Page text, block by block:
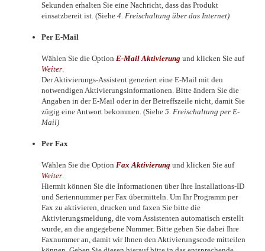
Sekunden erhalten Sie eine Nachricht, dass das Produkt
einsatzbereit ist. (Siehe 4. Freischaltung über das Internet)
Per E-Mail
Wählen Sie die Option E-Mail Aktivierung und klicken Sie auf
Weiter.
Der Aktivierungs-Assistent generiert eine E-Mail mit den
notwendigen Aktivierungsinformationen. Bitte ändern Sie die
Angaben in der E-Mail oder in der Betreffszeile nicht, damit Sie
zügig eine Antwort bekommen. (Siehe 5. Freischaltung per E-
Mail)
Per Fax
Wählen Sie die Option Fax Aktivierung und klicken Sie auf
Weiter.
Hiermit können Sie die Informationen über Ihre Installations-ID
und Seriennummer per Fax übermitteln. Um Ihr Programm per
Fax zu aktivieren, drucken und faxen Sie bitte die
Aktivierungsmeldung, die vom Assistenten automatisch erstellt
wurde, an die angegebene Nummer. Bitte geben Sie dabei Ihre
Faxnummer an, damit wir Ihnen den Aktivierungscode mitteilen